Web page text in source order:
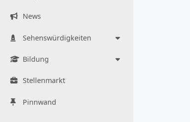
News
Sehenswürdigkeiten
Bildung
Stellenmarkt
Pinnwand